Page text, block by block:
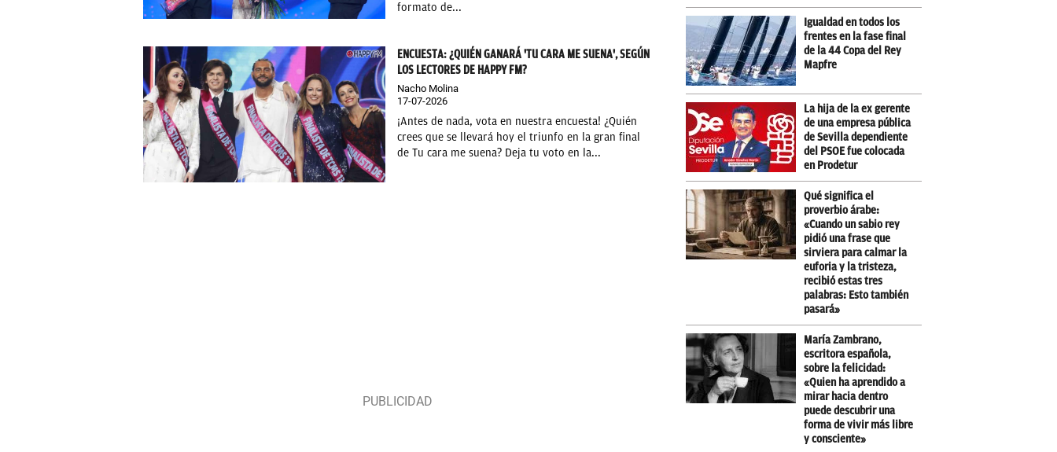
formato de...
ENCUESTA: ¿QUIÉN GANARÁ 'TU CARA ME SUENA', SEGÚN
LOS LECTORES DE HAPPY FM?
Nacho Molina
17-07-2026
¡Antes de nada, vota en nuestra encuesta! ¿Quién
crees que se llevará hoy el triunfo en la gran final
de Tu cara me suena? Deja tu voto en la...
Igualdad en todos los
frentes en la fase final
de la 44 Copa del Rey
Mapfre
La hija de la ex gerente
de una empresa pública
de Sevilla dependiente
del PSOE fue colocada
en Prodetur
Qué significa el
proverbio árabe:
«Cuando un sabio rey
pidió una frase que
sirviera para calmar la
euforia y la tristeza,
recibió estas tres
palabras: Esto también
pasará»
María Zambrano,
escritora española,
sobre la felicidad:
«Quien ha aprendido a
mirar hacia dentro
puede descubrir una
forma de vivir más libre
y consciente»